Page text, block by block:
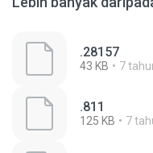
.28157
43 KB 7
.811
125 KB 7